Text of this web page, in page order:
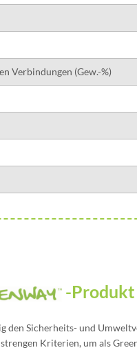
Verbindungen (Gew.-%)
-Produkt
den Sicherheits- und
Kriterien, um als